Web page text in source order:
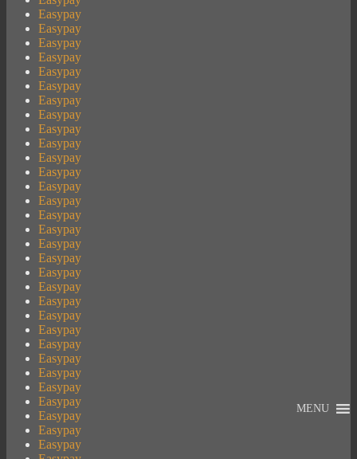
MENU
Easypay
Easypay
Easypay
Easypay
Easypay
Easypay
Easypay
Easypay
Easypay
Easypay
Easypay
Easypay
Easypay
Easypay
Easypay
Easypay
Easypay
Easypay
Easypay
Easypay
Easypay
Easypay
Easypay
Easypay
Easypay
Easypay
Easypay
Easypay
Easypay
Easypay
Easypay